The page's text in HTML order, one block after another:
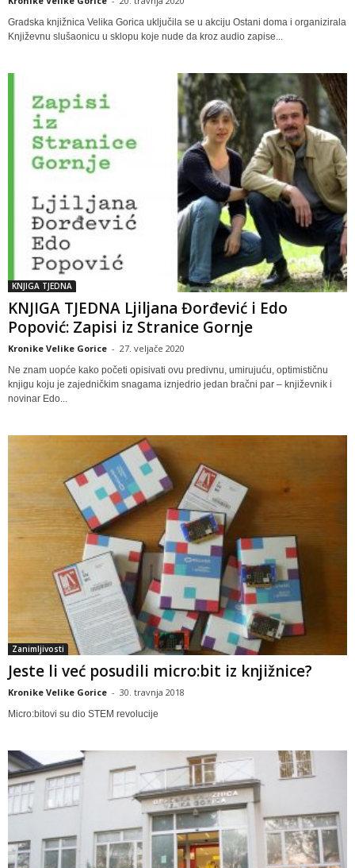
Gradska knjižnica Velika Gorica uključila se u akciju Ostani doma i organizirala
Književnu slušaonicu u sklopu koje nude da kroz audio zapise...
KNJIGA TJEDNA
KNJIGA TJEDNA Ljiljana Đorđević i Edo
Popović: Zapisi iz Stranice Gornje
Kronike Velike Gorice - 27. veljače 2020
Ne znam uopće kako početi opisivati ovu predivnu, umirujuću, optimističnu
knjigu koju je zajedničkim snagama iznjedrio jedan bračni par – književnik i
novinar Edo...
Zanimljivosti
Jeste li već posudili micro:bit iz knjižnice?
Kronike Velike Gorice - 30. travnja 2018
Micro:bitovi su dio STEM revolucije